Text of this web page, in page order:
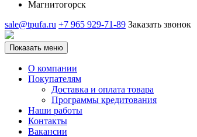
Магнитогорск
sale@tpufa.ru +7 965 929-71-89 Заказать звонок
Показать меню
О компании
Покупателям
Доставка и оплата товара
Программы кредитования
Наши работы
Контакты
Вакансии